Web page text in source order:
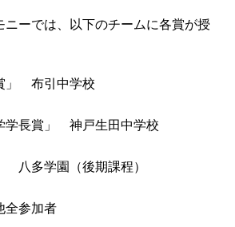
ニーでは、以下のチームに各賞が授
」 布引中学校
学⻑賞」 神戸生田中学校
八多学園（後期課程）
全参加者